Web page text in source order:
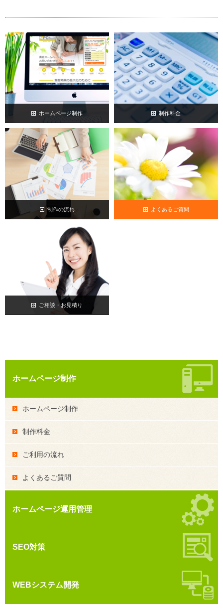
ホームページ制作 制作料金
制作の流れ よくあるご質問
ご相談・お見積り
ホームページ制作
ホームページ制作
制作料金
ご利用の流れ
よくあるご質問
ホームページ運用管理
SEO対策
WEBシステム開発